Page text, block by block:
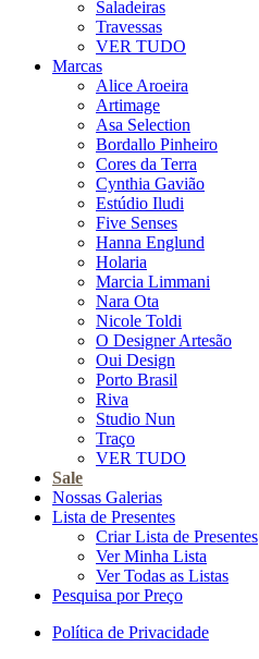
Saladeiras
Travessas
VER TUDO
Marcas
Alice Aroeira
Artimage
Asa Selection
Bordallo Pinheiro
Cores da Terra
Cynthia Gavião
Estúdio Iludi
Five Senses
Hanna Englund
Holaria
Marcia Limmani
Nara Ota
Nicole Toldi
O Designer Artesão
Oui Design
Porto Brasil
Riva
Studio Nun
Traço
VER TUDO
Sale
Nossas Galerias
Lista de Presentes
Criar Lista de Presentes
Ver Minha Lista
Ver Todas as Listas
Pesquisa por Preço
Política de Privacidade